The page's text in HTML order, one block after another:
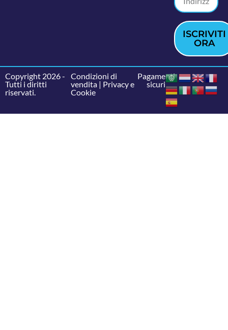
ISCRIVITI
ORA
Copyright 2026 -
Tutti i diritti
riservati.
Condizioni di
vendita| Privacy e
Cookie
Pagamenti
sicuri